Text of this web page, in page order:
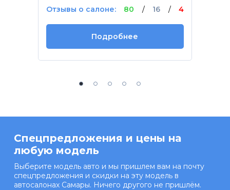
Отзывы о салоне:
80 / 16 / 4
Подробнее
Спецпредложения и цены на
любую модель
Выберите модель авто и мы пришлем вам на почту
спецпредложения и скидки на эту модель в
автосалонах Самары. Ничего другого не пришлём.